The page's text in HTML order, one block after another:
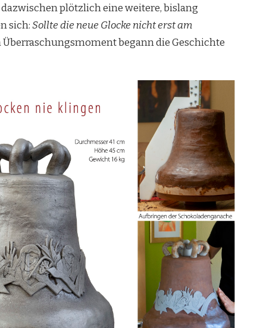
plötzlich eine weitere, bislang
sich:Sollte die neue Glocke nicht erst am
begann die Geschichte